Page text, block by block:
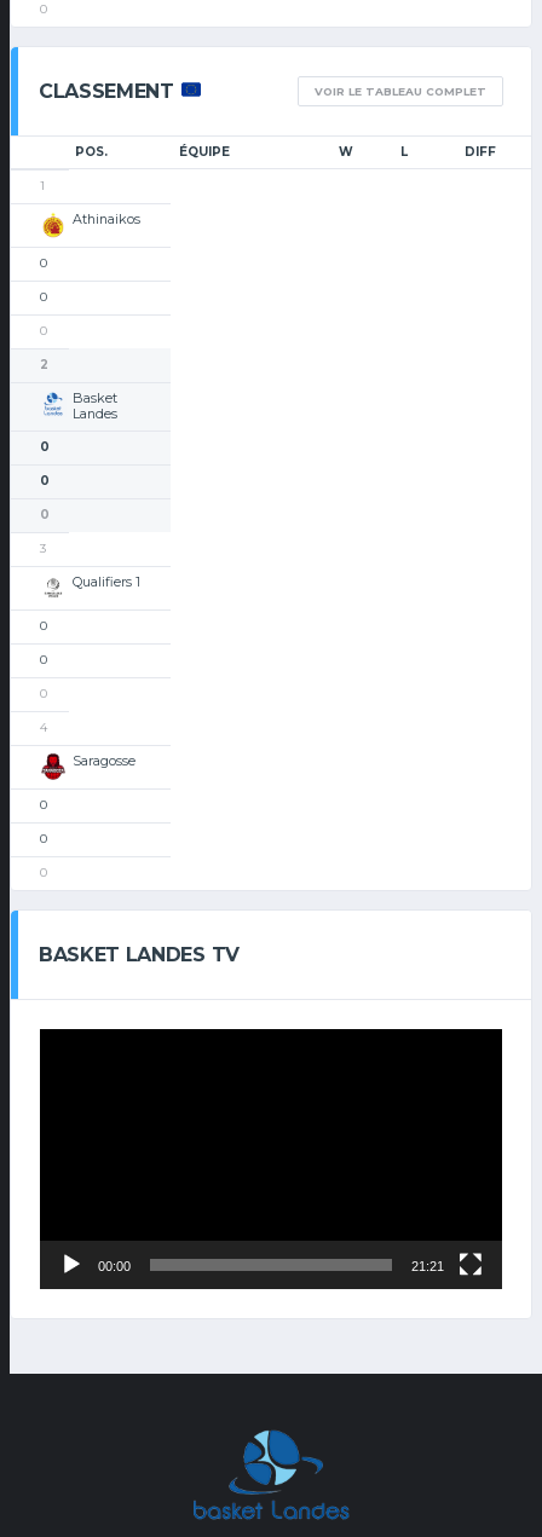
0
CLASSEMENT VOIR LE TABLEAU COMPLET
POS. ÉQUIPE W L DIFF
1
Athinaikos
0
0
0
2
Basket
Landes
0
0
0
3
Qualifiers 1
0
0
0
4
Saragosse
0
0
0
BASKET LANDES TV
00:00 21:21